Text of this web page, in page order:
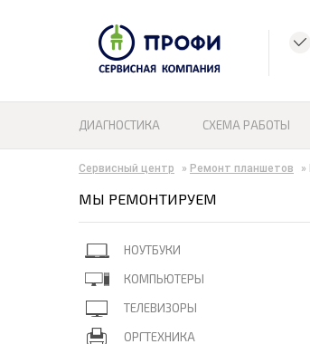
ДИАГНОСТИКА СХЕМА РАБОТЫ
Сервисный центр » Ремонт планшетов »
МЫ РЕМОНТИРУЕМ
НОУТБУКИ
КОМПЬЮТЕРЫ
ТЕЛЕВИЗОРЫ
ОРГТЕХНИКА